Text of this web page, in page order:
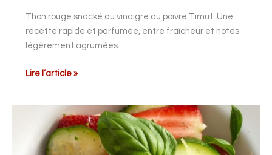
Thon rouge snacké au vinaigre au poivre Timut. Une
recette rapide et parfumée, entre fraîcheur et notes
légèrement agrumées.
Lire l’article »
Concombres,
fraises,
basilic